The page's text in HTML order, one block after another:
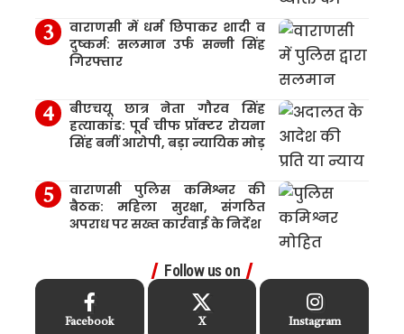
वाराणसी में धर्म छिपाकर शादी व
दुष्कर्म: सलमान उर्फ सन्नी सिंह
गिरफ्तार
बीएचयू छात्र नेता गौरव सिंह
हत्याकांड: पूर्व चीफ प्रॉक्टर रोयना
सिंह बनीं आरोपी, बड़ा न्यायिक मोड़
वाराणसी पुलिस कमिश्नर की
बैठक: महिला सुरक्षा, संगठित
अपराध पर सख्त कार्रवाई के निर्देश
Follow us on
Facebook X Instagram